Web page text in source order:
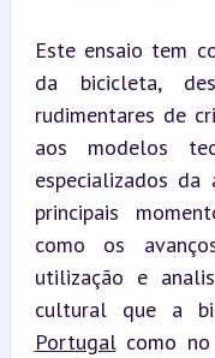
Este ensaio tem
da bicicleta,
rudimentares de
aos modelos
especializados
principais
como os
utilização e
cultural que a
Portugal como no